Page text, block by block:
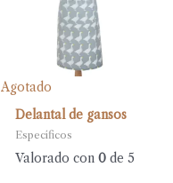
Agotado
Delantal de gansos
Específicos
Valorado con 0de 5